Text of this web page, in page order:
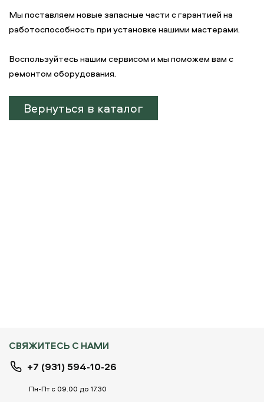
Мы поставляем новые запасные части с гарантией на
работоспособность при установке нашими мастерами.
Воспользуйтесь нашим сервисом и мы поможем вам с
ремонтом оборудования.
Вернуться в каталог
СВЯЖИТЕСЬ С НАМИ
+7 (931) 594-10-26
Пн-Пт с 09.00 до 17.30